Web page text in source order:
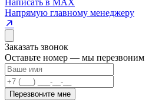
Написать в MAX
Напрямую главному менеджеру
Заказать звонок
Оставьте номер — мы перезвоним
Перезвоните мне